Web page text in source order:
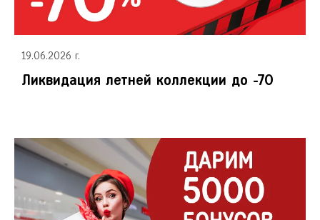
Красногорск
Новосибирск
О
Омск
П Пермь
19.06.2026 г.
Ликвидация летней коллекции до -70